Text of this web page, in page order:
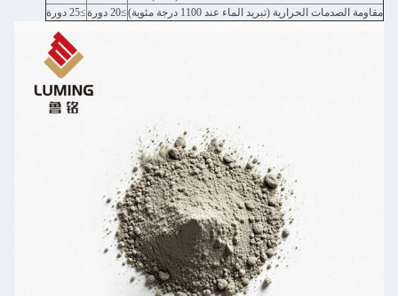
مقاومة الصدمات الحرارية (تبريد الماء عند 1100 درجة مئوية)
≥20 دورة ≥25 دورة